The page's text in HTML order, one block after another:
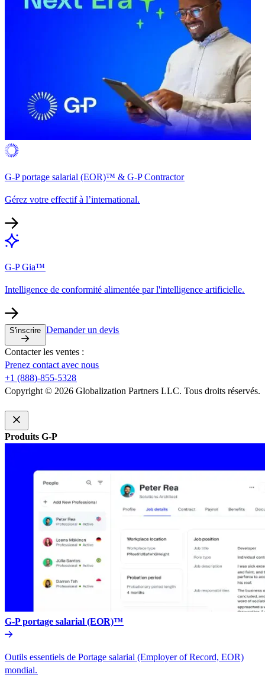
G-P portage salarial (EOR)™ & G-P Contractor​​
Gérez votre effectif à l’international.​​
G-P Gia™​​
Intelligence de conformité alimentée par l'intelligence artificielle.​​
S'inscrire​​ Demander un devis​​
Contacter les ventes :​​
Prenez contact avec nous​​
+1 (888)-855-5328​​
Copyright © 2026 Globalization Partners LLC. Tous droits réservés.​​
Produits G-P​​
G-P portage salarial (EOR)™​​
Outils essentiels de Portage salarial (Employer of Record, EOR)
mondial.​​